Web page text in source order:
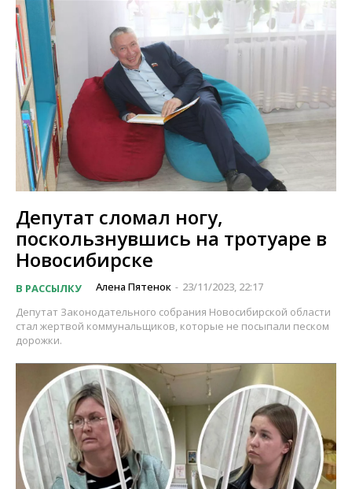
Депутат сломал ногу,
поскользнувшись на тротуаре в
Новосибирске
В РАССЫЛКУ Алена Пятенок - 23/11/2023, 22:17
Депутат Законодательного собрания Новосибирской области
стал жертвой коммунальщиков, которые не посыпали песком
дорожки.